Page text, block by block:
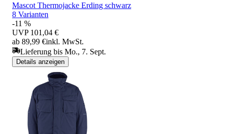
Mascot Thermojacke Erding schwarz
8 Varianten
-11 %
UVP 101,04 €
ab 89,99 €inkl. MwSt.
Lieferung bis Mo., 7. Sept.
Details anzeigen